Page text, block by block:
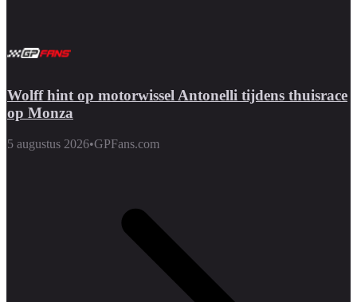
Wolff hint op motorwissel Antonelli tijdens thuisrace
op Monza
5 augustus 2026•GPFans.com